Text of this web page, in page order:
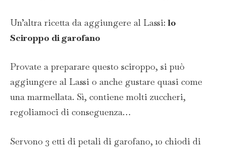
Un’altra ricetta da aggiungere al Lassi:lo
Sciroppo di garofano
Provate a preparare questo sciroppo, si può
aggiungere al Lassi o anche gustare quasi come
una marmellata. Sì, contiene molti zuccheri,
regoliamoci di conseguenza…
Servono 3 etti di petali di garofano, 10 chiodi di